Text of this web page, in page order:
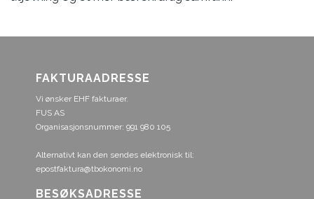
FAKTURAADRESSE
Vi ønsker EHF fakturaer.
FUS AS
Organisasjonsnummer: 991 980 105
Alternativt kan den sendes elektronisk til:
epostfaktura@tbokonomi.no
BESØKSADRESSE